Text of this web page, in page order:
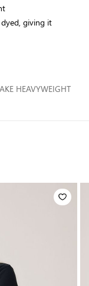
giving it
HEAVYWEIGHT